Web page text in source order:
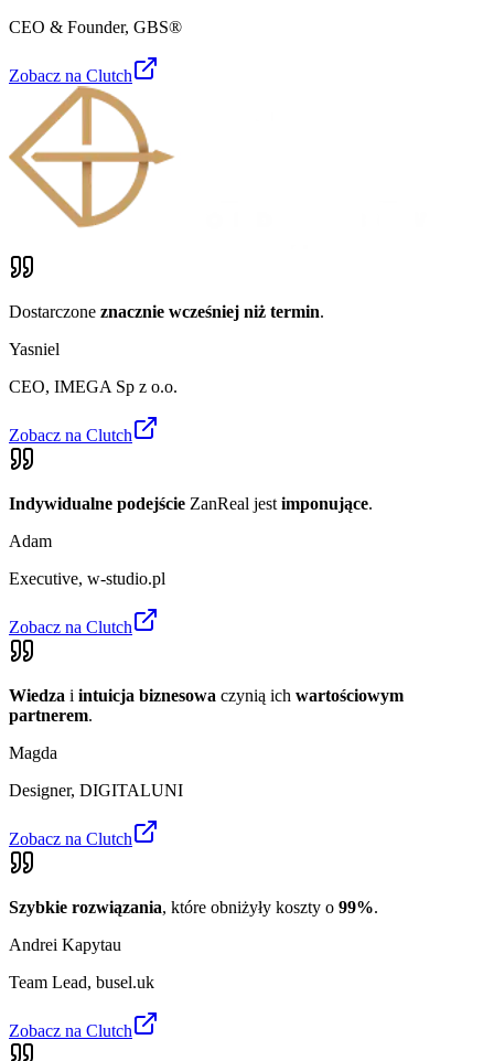
CEO & Founder, GBS®
Zobacz na Clutch
Dostarczone znacznie wcześniej niż termin.
Yasniel
CEO, IMEGA Sp z o.o.
Zobacz na Clutch
Indywidualne podejście ZanReal jest imponujące.
Adam
Executive, w-studio.pl
Zobacz na Clutch
Wiedza i intuicja biznesowa czynią ich wartościowym
partnerem.
Magda
Designer, DIGITALUNI
Zobacz na Clutch
Szybkie rozwiązania, które obniżyły koszty o 99%.
Andrei Kapytau
Team Lead, busel.uk
Zobacz na Clutch